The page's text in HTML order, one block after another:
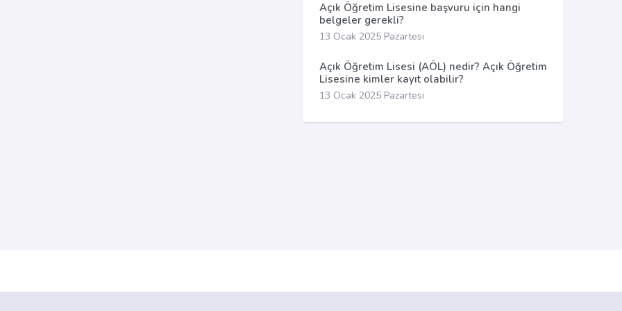
Açık Öğretim Lisesine başvuru için hangi
belgeler gerekli?
13 Ocak 2025 Pazartesi
Açık Öğretim Lisesi (AÖL) nedir? Açık Öğretim
Lisesine kimler kayıt olabilir?
13 Ocak 2025 Pazartesi